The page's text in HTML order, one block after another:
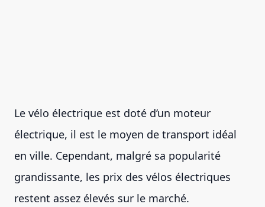
Le vélo électrique est doté d’un moteur
électrique, il est le moyen de transport idéal
en ville. Cependant, malgré sa popularité
grandissante, les prix des vélos électriques
restent assez élevés sur le marché.